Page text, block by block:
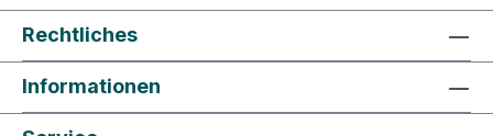
Rechtliches
Informationen